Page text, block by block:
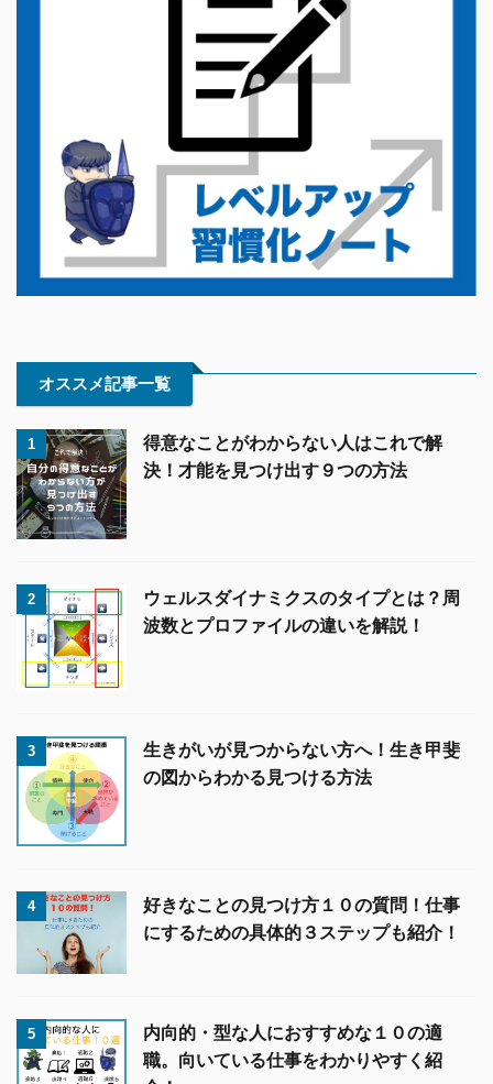
オススメ記事一覧
1
得意なことがわからない人はこれで解
決！才能を見つけ出す９つの方法
2
ウェルスダイナミクスのタイプとは？周
波数とプロファイルの違いを解説！
3
生きがいが見つからない方へ！生き甲斐
の図からわかる見つける方法
4
好きなことの見つけ方１０の質問！仕事
にするための具体的３ステップも紹介！
5
内向的・型な人におすすめな１０の適
職。向いている仕事をわかりやすく紹